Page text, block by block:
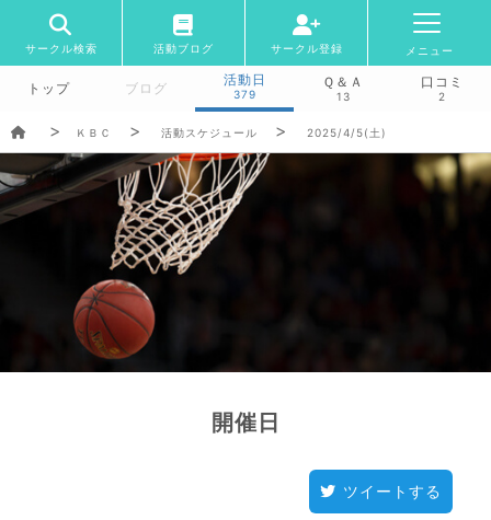
サークル検索 活動ブログ サークル登録 メニュー
トップ ブログ
活動日
379
Ｑ＆Ａ
13
口コミ
2
ＫＢＣ 活動スケジュール 2025/4/5(土)
開催日
ツイートする